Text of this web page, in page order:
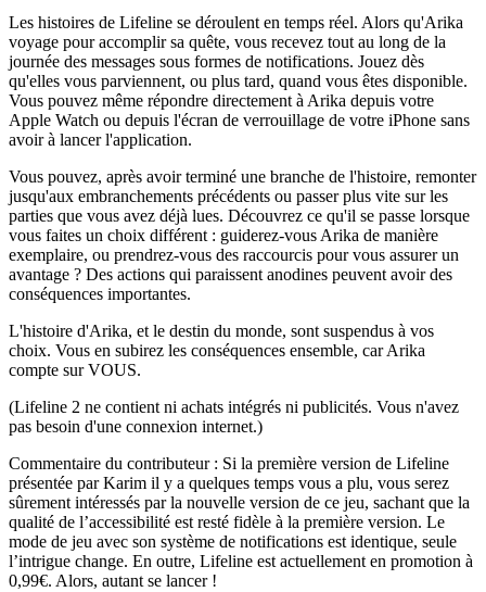
Les histoires de Lifeline se déroulent en temps réel. Alors qu'Arika
voyage pour accomplir sa quête, vous recevez tout au long de la
journée des messages sous formes de notifications. Jouez dès
qu'elles vous parviennent, ou plus tard, quand vous êtes disponible.
Vous pouvez même répondre directement à Arika depuis votre
Apple Watch ou depuis l'écran de verrouillage de votre iPhone sans
avoir à lancer l'application.
Vous pouvez, après avoir terminé une branche de l'histoire, remonter
jusqu'aux embranchements précédents ou passer plus vite sur les
parties que vous avez déjà lues. Découvrez ce qu'il se passe lorsque
vous faites un choix différent : guiderez-vous Arika de manière
exemplaire, ou prendrez-vous des raccourcis pour vous assurer un
avantage ? Des actions qui paraissent anodines peuvent avoir des
conséquences importantes.
L'histoire d'Arika, et le destin du monde, sont suspendus à vos
choix. Vous en subirez les conséquences ensemble, car Arika
compte sur VOUS.
(Lifeline 2 ne contient ni achats intégrés ni publicités. Vous n'avez
pas besoin d'une connexion internet.)
Commentaire du contributeur : Si la première version de Lifeline
présentée par Karim il y a quelques temps vous a plu, vous serez
sûrement intéressés par la nouvelle version de ce jeu, sachant que la
qualité de l’accessibilité est resté fidèle à la première version. Le
mode de jeu avec son système de notifications est identique, seule
l’intrigue change. En outre, Lifeline est actuellement en promotion à
0,99€. Alors, autant se lancer !